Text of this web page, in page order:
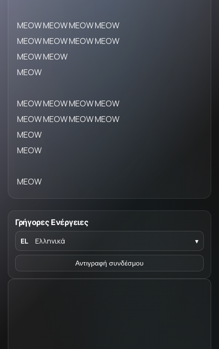
Γρήγορες Ενέργειες
EL Ελληνικά ▾
Αντιγραφή συνδέσμου
MEOW MEOW MEOW MEOW
MEOW MEOW MEOW MEOW
MEOW MEOW
MEOW
MEOW MEOW MEOW MEOW
MEOW MEOW MEOW MEOW
MEOW
MEOW
MEOW